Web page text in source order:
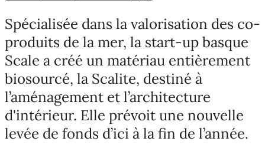
Spécialisée dans la valorisation des co-
produits de la mer, la start-up basque
Scale a créé un matériau entièrement
biosourcé, la Scalite, destiné à
l’aménagement et l’architecture
d'intérieur. Elle prévoit une nouvelle
levée de fonds d’ici à la fin de l’année.